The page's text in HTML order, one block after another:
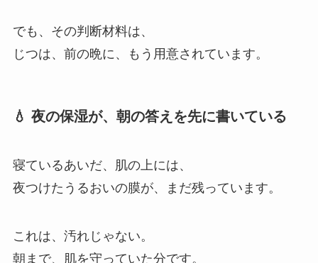
でも、その判断材料は、
じつは、前の晩に、もう用意されています。
💧 夜の保湿が、朝の答えを先に書いている
寝ているあいだ、肌の上には、
夜つけたうるおいの膜が、まだ残っています。
これは、汚れじゃない。
朝まで、肌を守っていた分です。